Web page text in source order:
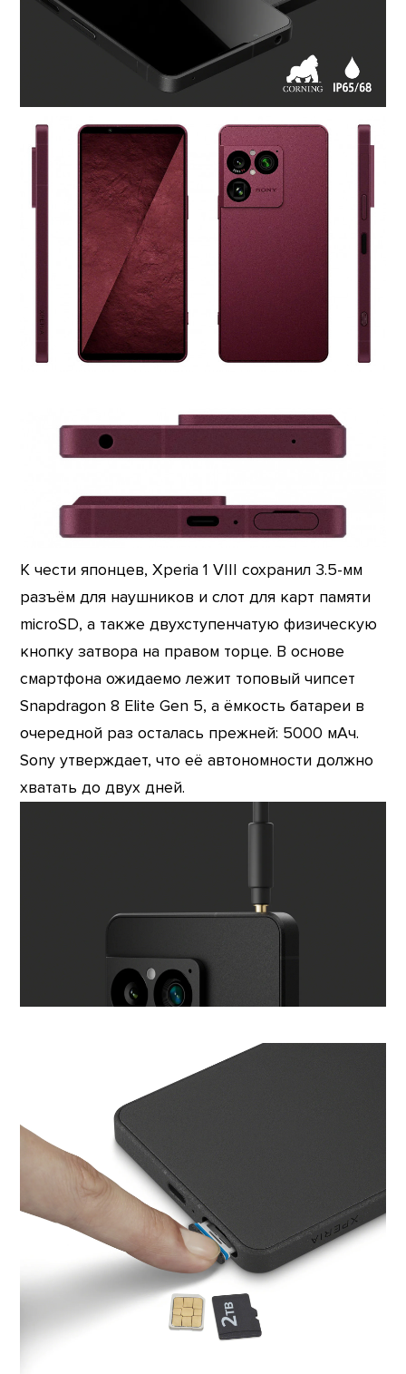
К чести японцев, Xperia 1 VIII сохранил 3.5-мм
разъём для наушников и слот для карт памяти
microSD, а также двухступенчатую физическую
кнопку затвора на правом торце. В основе
смартфона ожидаемо лежит топовый чипсет
Snapdragon 8 Elite Gen 5, а ёмкость батареи в
очередной раз осталась прежней: 5000 мАч.
Sony утверждает, что её автономности должно
хватать до двух дней.